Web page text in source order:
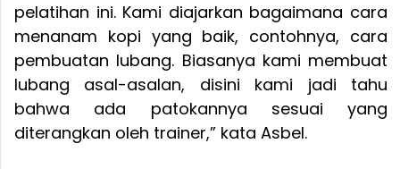
pelatihan ini. Kami diajarkan bagaimana cara
menanam kopi yang baik, contohnya, cara
pembuatan lubang. Biasanya kami membuat
lubang asal-asalan, disini kami jadi tahu
bahwa ada patokannya sesuai yang
diterangkan oleh trainer,” kata Asbel.